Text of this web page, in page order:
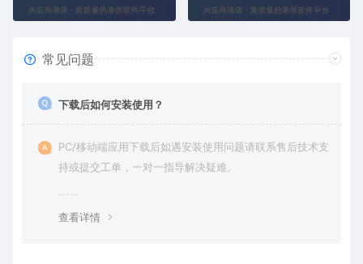
常见问题
下载后如何安装使用？
PC/移动端应用下载后如遇安装使用问题请联系售后技术支
持或提交工单，一对一指导解决疑难。
查看详情